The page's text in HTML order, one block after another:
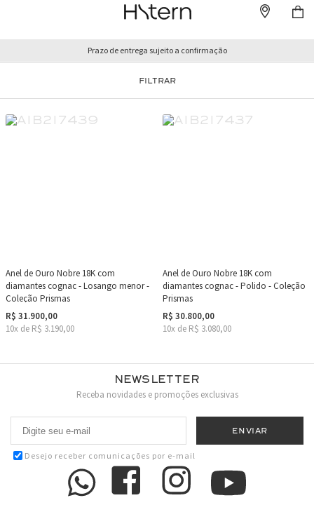
Prazo de entrega sujeito a confirmação
FILTRAR
Anel de Ouro Nobre 18K com
diamantes cognac - Losango menor -
Coleção Prismas
R$ 31.900,00
10x de R$ 3.190,00
Anel de Ouro Nobre 18K com
diamantes cognac - Polido - Coleção
Prismas
R$ 30.800,00
10x de R$ 3.080,00
Newsletter
Receba novidades e promoções exclusivas
Desejo receber comunicações por e-mail